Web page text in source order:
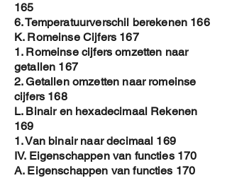
165
6. Temperatuurverschil berekenen 166
K. Romeinse Cijfers 167
1. Romeinse cijfers omzetten naar
getallen 167
2. Getallen omzetten naar romeinse
cijfers 168
L. Binair en hexadecimaal Rekenen
169
1. Van binair naar decimaal 169
IV. Eigenschappen van functies 170
A. Eigenschappen van functies 170